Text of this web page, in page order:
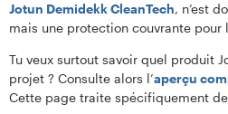
Jotun Demidekk CleanTech, n’est
mais une protection couvrante pour
Tu veux surtout savoir quel produit
projet ? Consulte alors l’aperçu
Cette page traite spécifiquement